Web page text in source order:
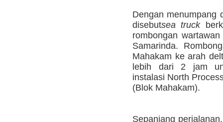
Dengan menumpang
disebutsea truck
rombongan
Samarinda.
Mahakam ke arah
lebih dari 2 jam
instalasi North
(Blok Mahakam).
Sepanjang